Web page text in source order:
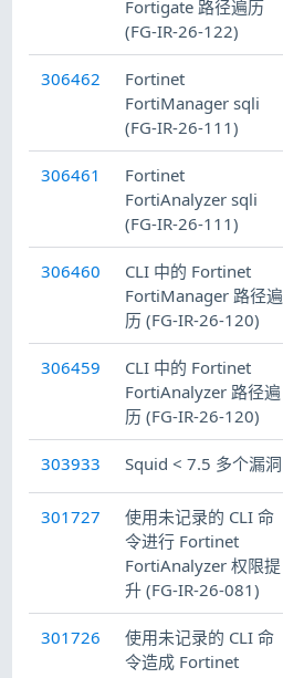
Fortigate 路径遍历
(FG-IR-26-122)
306462
Fortinet
FortiManager sqli
(FG-IR-26-111)
306461
Fortinet
FortiAnalyzer sqli
(FG-IR-26-111)
306460
CLI 中的 Fortinet
FortiManager 路径遍
历 (FG-IR-26-120)
306459
CLI 中的 Fortinet
FortiAnalyzer 路径遍
历 (FG-IR-26-120)
303933 Squid < 7.5 多个漏洞
301727
使用未记录的 CLI 命
令进行 Fortinet
FortiAnalyzer 权限提
升 (FG-IR-26-081)
301726
使用未记录的 CLI 命
令造成 Fortinet